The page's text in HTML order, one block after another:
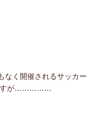
なく開催されるサッカー
ますが……………